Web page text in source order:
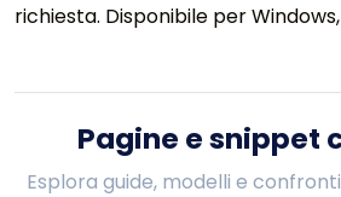
richiesta. Disponibile per Windows,
Pagine e snippet
Esplora guide, modelli e